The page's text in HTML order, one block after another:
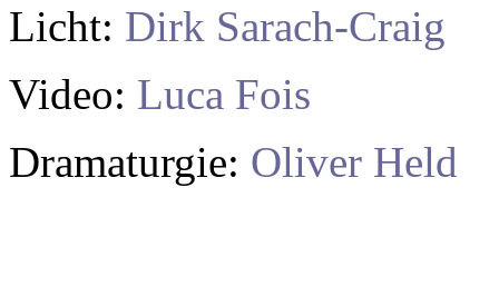
Licht: Dirk Sarach-Craig
Video: Luca Fois
Dramaturgie: Oliver Held